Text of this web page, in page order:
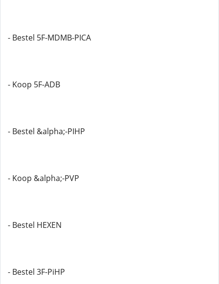
- Bestel 5F-MDMB-PICA
- Koop 5F-ADB
- Bestel &alpha;-PIHP
- Koop &alpha;-PVP
- Bestel HEXEN
- Bestel 3F-PiHP